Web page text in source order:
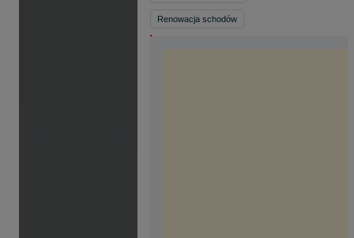
Renowacja schodów